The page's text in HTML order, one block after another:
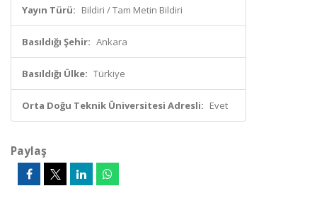
Yayın Türü: Bildiri / Tam Metin Bildiri
Basıldığı Şehir: Ankara
Basıldığı Ülke: Türkiye
Orta Doğu Teknik Üniversitesi Adresli: Evet
Paylaş